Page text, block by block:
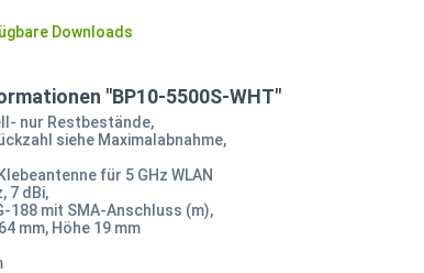
Downloads
"BP10-5500S-WHT"
nur Restbestände,
siehe Maximalabnahme,
für 5 GHz WLAN
7 dBi,
188 mit SMA-Anschluss (m),
mm, Höhe 19 mm